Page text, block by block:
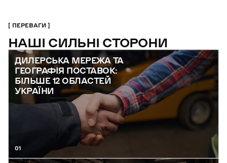
ПЕРЕВАГИ
НАШІ СИЛЬНІ СТОРОНИ
ДИЛЕРСЬКА МЕРЕЖА ТА
ГЕОГРАФІЯ ПОСТАВОК:
БІЛЬШЕ 12 ОБЛАСТЕЙ
УКРАЇНИ
01